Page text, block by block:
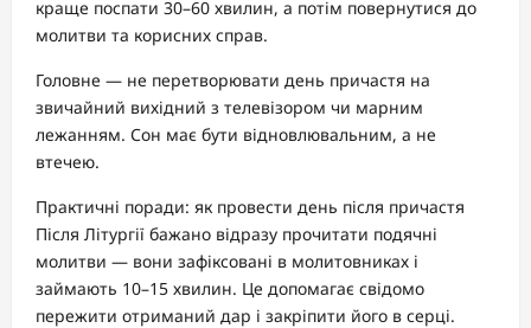
краще поспати 30–60 хвилин, а потім повернутися до
молитви та корисних справ.
Головне — не перетворювати день причастя на
звичайний вихідний з телевізором чи марним
лежанням. Сон має бути відновлювальним, а не
втечею.
Практичні поради: як провести день після причастя
Після Літургії бажано відразу прочитати подячні
молитви — вони зафіксовані в молитовниках і
займають 10–15 хвилин. Це допомагає свідомо
пережити отриманий дар і закріпити його в серці.